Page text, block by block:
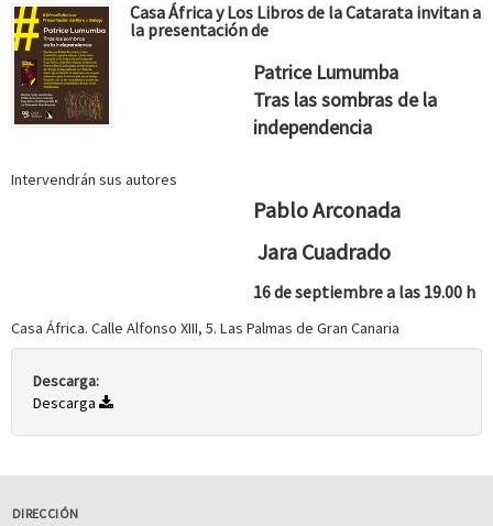
Casa África y Los Libros de la Catarata invitan a
la presentación de
Patrice Lumumba
Tras las sombras de la
independencia
Intervendrán sus autores
Pablo Arconada
Jara Cuadrado
16 de septiembre a las 19.00 h
Casa África. Calle Alfonso XIII, 5. Las Palmas de Gran Canaria
Descarga:
Descarga
DIRECCIÓN